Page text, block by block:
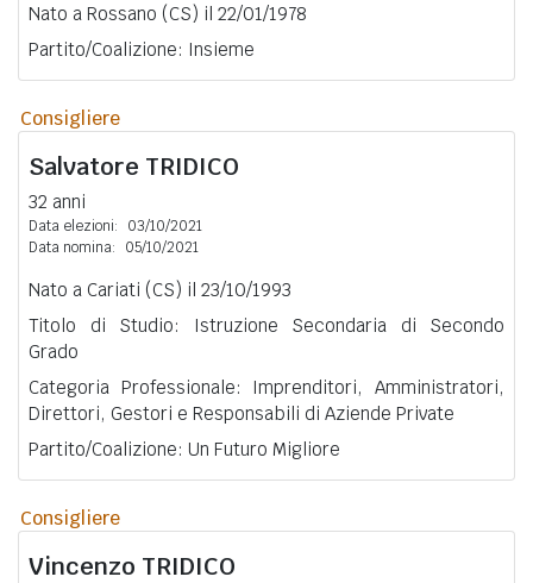
Nato a Rossano (CS) il 22/01/1978
Partito/Coalizione: Insieme
Consigliere
Salvatore TRIDICO
32 anni
Data elezioni:
03/10/2021
Data nomina:
05/10/2021
Nato a Cariati (CS) il 23/10/1993
Titolo di Studio: Istruzione Secondaria di Secondo
Grado
Categoria Professionale: Imprenditori, Amministratori,
Direttori, Gestori e Responsabili di Aziende Private
Partito/Coalizione: Un Futuro Migliore
Consigliere
Vincenzo TRIDICO